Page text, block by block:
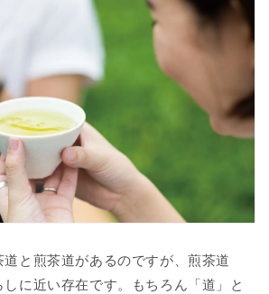
と煎茶道があるのですが、煎茶道
に近い存在です。もちろん「道」と